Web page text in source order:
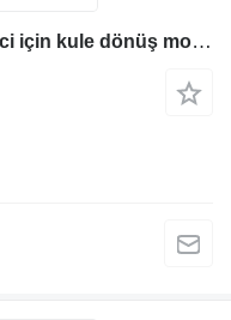
Bobcat T320 paletli mini yükleyici için kule dönüş motoru